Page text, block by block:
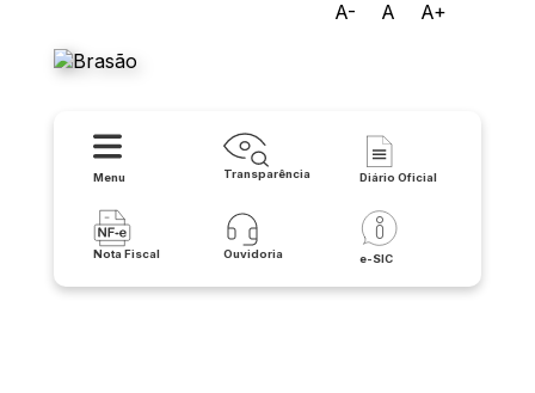
A- A A+
Menu Transparência Diário Oficial
Nota Fiscal Ouvidoria e-SIC